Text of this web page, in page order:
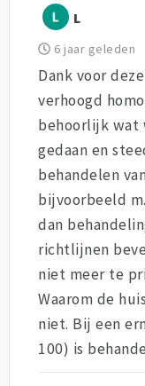
L
6 jaar geleden
Dank voor
verhoogd
behoorlijk wat
gedaan en
behandelen
bijvoorbeeld
dan
richtlijnen
niet meer te
Waarom de
niet. Bij een
100) is